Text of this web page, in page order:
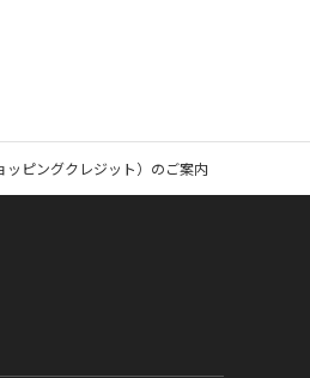
ッピングクレジット）のご案内